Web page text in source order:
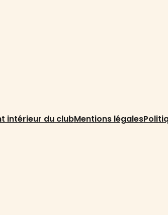
intérieur du clubMentions légales